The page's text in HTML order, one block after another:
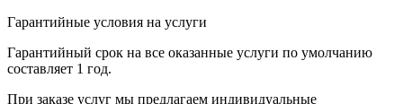
Гарантийные условия на услуги
Гарантийный срок на все оказанные услуги по умолчанию
составляет 1 год.
При заказе услуг мы предлагаем индивидуальные